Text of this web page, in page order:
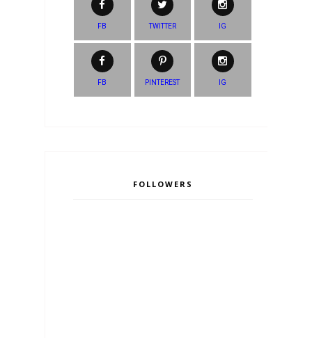
FB TWITTER IG
FB PINTEREST IG
FOLLOWERS